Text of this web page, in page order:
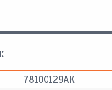
78100129АК